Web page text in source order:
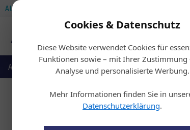
Cookies & Datenschutz
Diese Website verwendet Cookies für
Funktionen sowie – mit Ihrer Zustimmung
Analyse und personalisierte Werbung.
Mehr Informationen finden Sie in
Datenschutzerklärung.
AUTOMOTIVE SERVICES
Auto & Politik Ausbildung Werkstatt